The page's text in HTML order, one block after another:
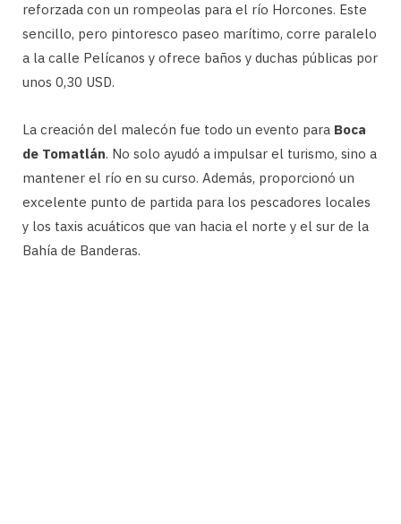
reforzada con un rompeolas para el río Horcones. Este
sencillo, pero pintoresco paseo marítimo, corre paralelo
a la calle Pelícanos y ofrece baños y duchas públicas por
unos 0,30 USD.
La creación del malecón fue todo un evento para Boca
de Tomatlán. No solo ayudó a impulsar el turismo, sino a
mantener el río en su curso. Además, proporcionó un
excelente punto de partida para los pescadores locales
y los taxis acuáticos que van hacia el norte y el sur de la
Bahía de Banderas.